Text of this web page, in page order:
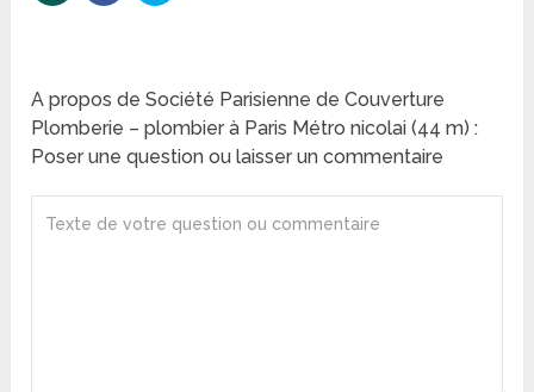
A propos de Société Parisienne de Couverture
Plomberie – plombier à Paris Métro nicolai (44 m) :
Poser une question ou laisser un commentaire